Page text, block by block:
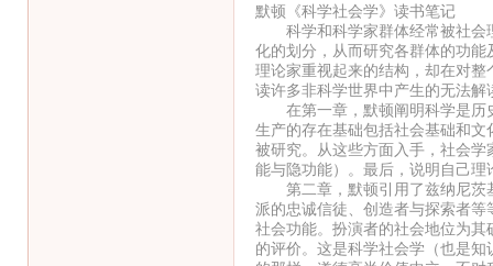
默顿《科学社会学》读书笔记
科学和科学家群体经常被社会
化的划分，从而研究各群体的功
理论家重视起来的结构，却在对
读许多非科学世界中产生的无法
在第一章，默顿阐明科学是历
生产的存在基础包括社会基础和
被研究。从这些方面入手，社会
能与隐功能）。最后，说明自己理
第二章，默顿引用了兹纳尼茨
派的忠诚信徒、创造者与探索者
社会功能。扮演者的社会地位为
的评价。这是科学社会学（也是